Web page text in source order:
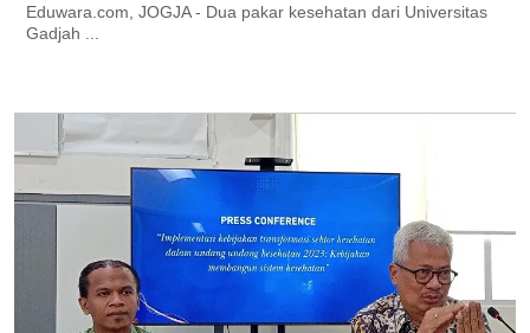
Eduwara.com, JOGJA - Dua pakar kesehatan dari Universitas
Gadjah ...